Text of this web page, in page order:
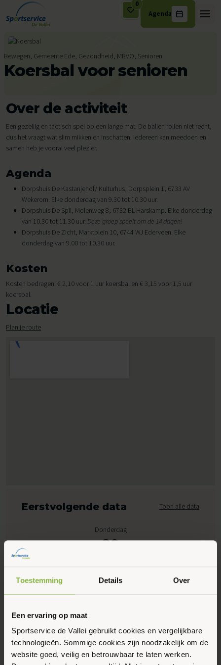
Toestemming Details Over
Een ervaring op maat
Sportservice de Vallei gebruikt cookies en vergelijkbare
technologieën. Sommige cookies zijn noodzakelijk om de
website goed, veilig en betrouwbaar te laten werken.
Ga naar de inhoud
0
Agenda
Bewegen, Gemeente Ede, Gezondheid, MBVO, Senioren
Koersbal voor senioren
Over de activiteit
Een gezellig en tactisch spel op een lange mat. De ballen rollen niet recht,
dus het vraagt wat slim mikken en inschatten. Iedereen kan meedoen en
samen heb je vooral veel plezier.
Agenda
Dorpshuis De Kastanjehof/ Kulturhus, Dorpsplein 1, 6733 AV
Wekerom. Elke donderdag van 9.30 tot 10.30 uur.
Dorpshuis De Spil, Molenweg 8, 6732 BL Harskamp. Elke donderdag
van 10.30 tot 11.30 uur. Deze groep speelt om de 14 dagen!
Dorpshuis De Zicht, Marktplein 10, 6744 WJ Ederveen. Elke
donderdag van 9.00 tot 10.30 uur.
Kosten
Kosten bedragen: € 2,10 voor 1 uur koersbal en € 3,15 voor 1,5 uur
koersbal.
Locatie
Plan je route
Eerstvolgende data Toon alle data
Donderdag
20
09:00 - 10:00